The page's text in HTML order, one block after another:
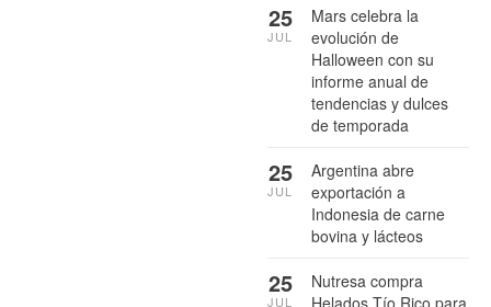
Mars celebra la
evolución de
Halloween con su
informe anual de
tendencias y dulces
de temporada
25
JUL
Argentina abre
exportación a
Indonesia de carne
bovina y lácteos
25
JUL
Nutresa compra
25
JUL